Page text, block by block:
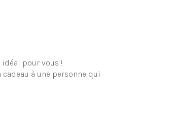
pour vous !
à une personne qui